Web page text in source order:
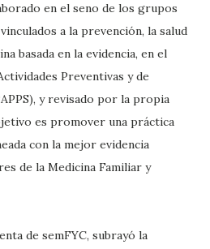
en el seno de los grupos
a la prevención, la salud
basada en la evidencia, en el
Preventivas y de
y revisado por la propia
es promover una práctica
con la mejor evidencia
de la Medicina Familiar y
de semFYC, subrayó la